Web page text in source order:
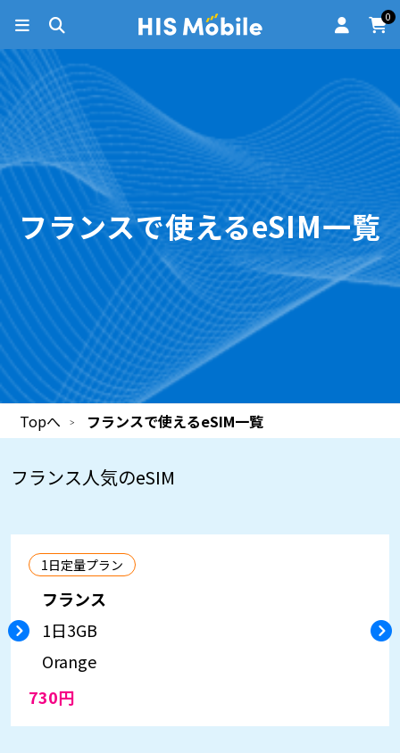
0
フランスで使えるeSIM一覧
Topへ フランスで使えるeSIM一覧
フランス人気のeSIM
1日定量プラン
フランス
1日3GB
Orange
730円